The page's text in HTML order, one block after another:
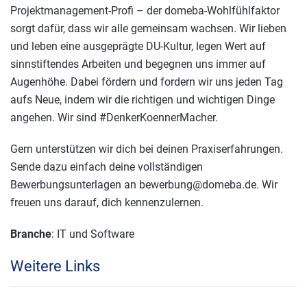
Projektmanagement-Profi – der domeba-Wohlfühlfaktor
sorgt dafür, dass wir alle gemeinsam wachsen. Wir lieben
und leben eine ausgeprägte DU-Kultur, legen Wert auf
sinnstiftendes Arbeiten und begegnen uns immer auf
Augenhöhe. Dabei fördern und fordern wir uns jeden Tag
aufs Neue, indem wir die richtigen und wichtigen Dinge
angehen. Wir sind #DenkerKoennerMacher.
Gern unterstützen wir dich bei deinen Praxiserfahrungen.
Sende dazu einfach deine vollständigen
Bewerbungsunterlagen an bewerbung@domeba.de. Wir
freuen uns darauf, dich kennenzulernen.
Branche: IT und Software
Weitere Links